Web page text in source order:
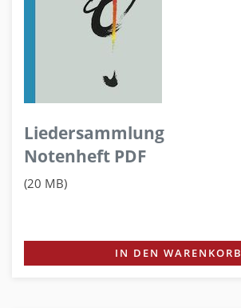
Liedersammlung
Notenheft PDF
(20 MB)
IN DEN WARENKORB